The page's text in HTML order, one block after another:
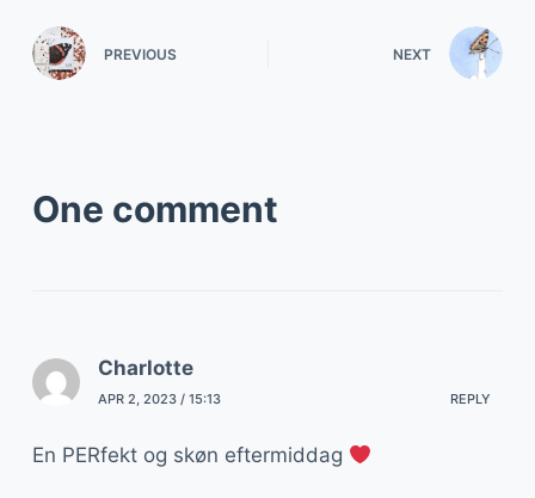
PREVIOUS NEXT
One comment
Charlotte
APR 2, 2023 / 15:13 REPLY
En PERfekt og skøn eftermiddag